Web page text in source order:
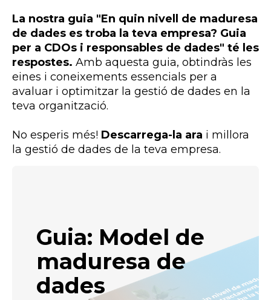
La nostra guia "En quin nivell de maduresa
de dades es troba la teva empresa? Guia
per a CDOs i responsables de dades" té les
respostes. Amb aquesta guia, obtindràs les
eines i coneixements essencials per a
avaluar i optimitzar la gestió de dades en la
teva organització.
No esperis més! Descarrega-la ara i millora
la gestió de dades de la teva empresa.
Guia: Model de
maduresa de
dades